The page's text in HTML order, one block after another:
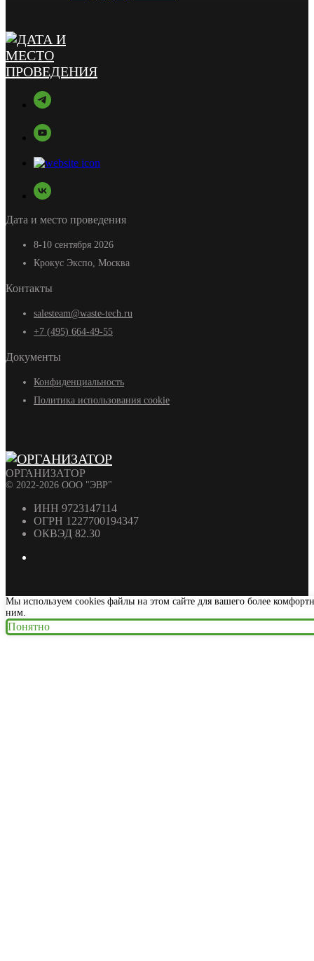
Дата и место проведения
8-10 сентября 2026
Крокус Экспо, Москва
Контакты
salesteam@waste-tech.ru
+7 (495) 664-49-55
Документы
Конфиденциальность
Политика использования cookie
ОРГАНИЗАТОР
© 2022-2026 ООО "ЭВР"
ИНН 9723147114
ОГРН 1227700194347
ОКВЭД 82.30
Мы используем cookies файлы на этом сайте для вашего более
ним.
Понятно